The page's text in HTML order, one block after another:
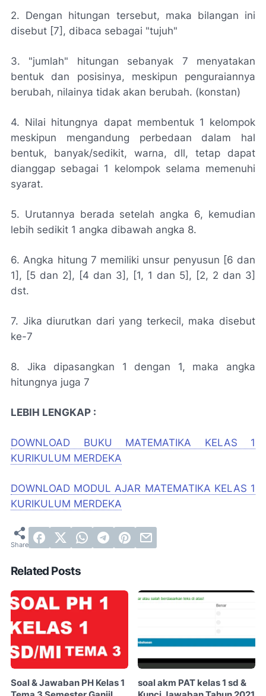
2. Dengan hitungan tersebut, maka bilangan ini
disebut [7], dibaca sebagai "tujuh"
3. "jumlah" hitungan sebanyak 7 menyatakan
bentuk dan posisinya, meskipun penguraiannya
berubah, nilainya tidak akan berubah. (konstan)
4. Nilai hitungnya dapat membentuk 1 kelompok
meskipun mengandung perbedaan dalam hal
bentuk, banyak/sedikit, warna, dll, tetap dapat
dianggap sebagai 1 kelompok selama memenuhi
syarat.
5. Urutannya berada setelah angka 6, kemudian
lebih sedikit 1 angka dibawah angka 8.
6. Angka hitung 7 memiliki unsur penyusun [6 dan
1], [5 dan 2], [4 dan 3], [1, 1 dan 5], [2, 2 dan 3]
dst.
7. Jika diurutkan dari yang terkecil, maka disebut
ke-7
8. Jika dipasangkan 1 dengan 1, maka angka
hitungnya juga 7
LEBIH LENGKAP :
DOWNLOAD BUKU MATEMATIKA KELAS 1
KURIKULUM MERDEKA
DOWNLOAD MODUL AJAR MATEMATIKA KELAS 1
KURIKULUM MERDEKA
Related Posts
Soal & Jawaban PH Kelas 1
soal akm PAT kelas 1 sd &